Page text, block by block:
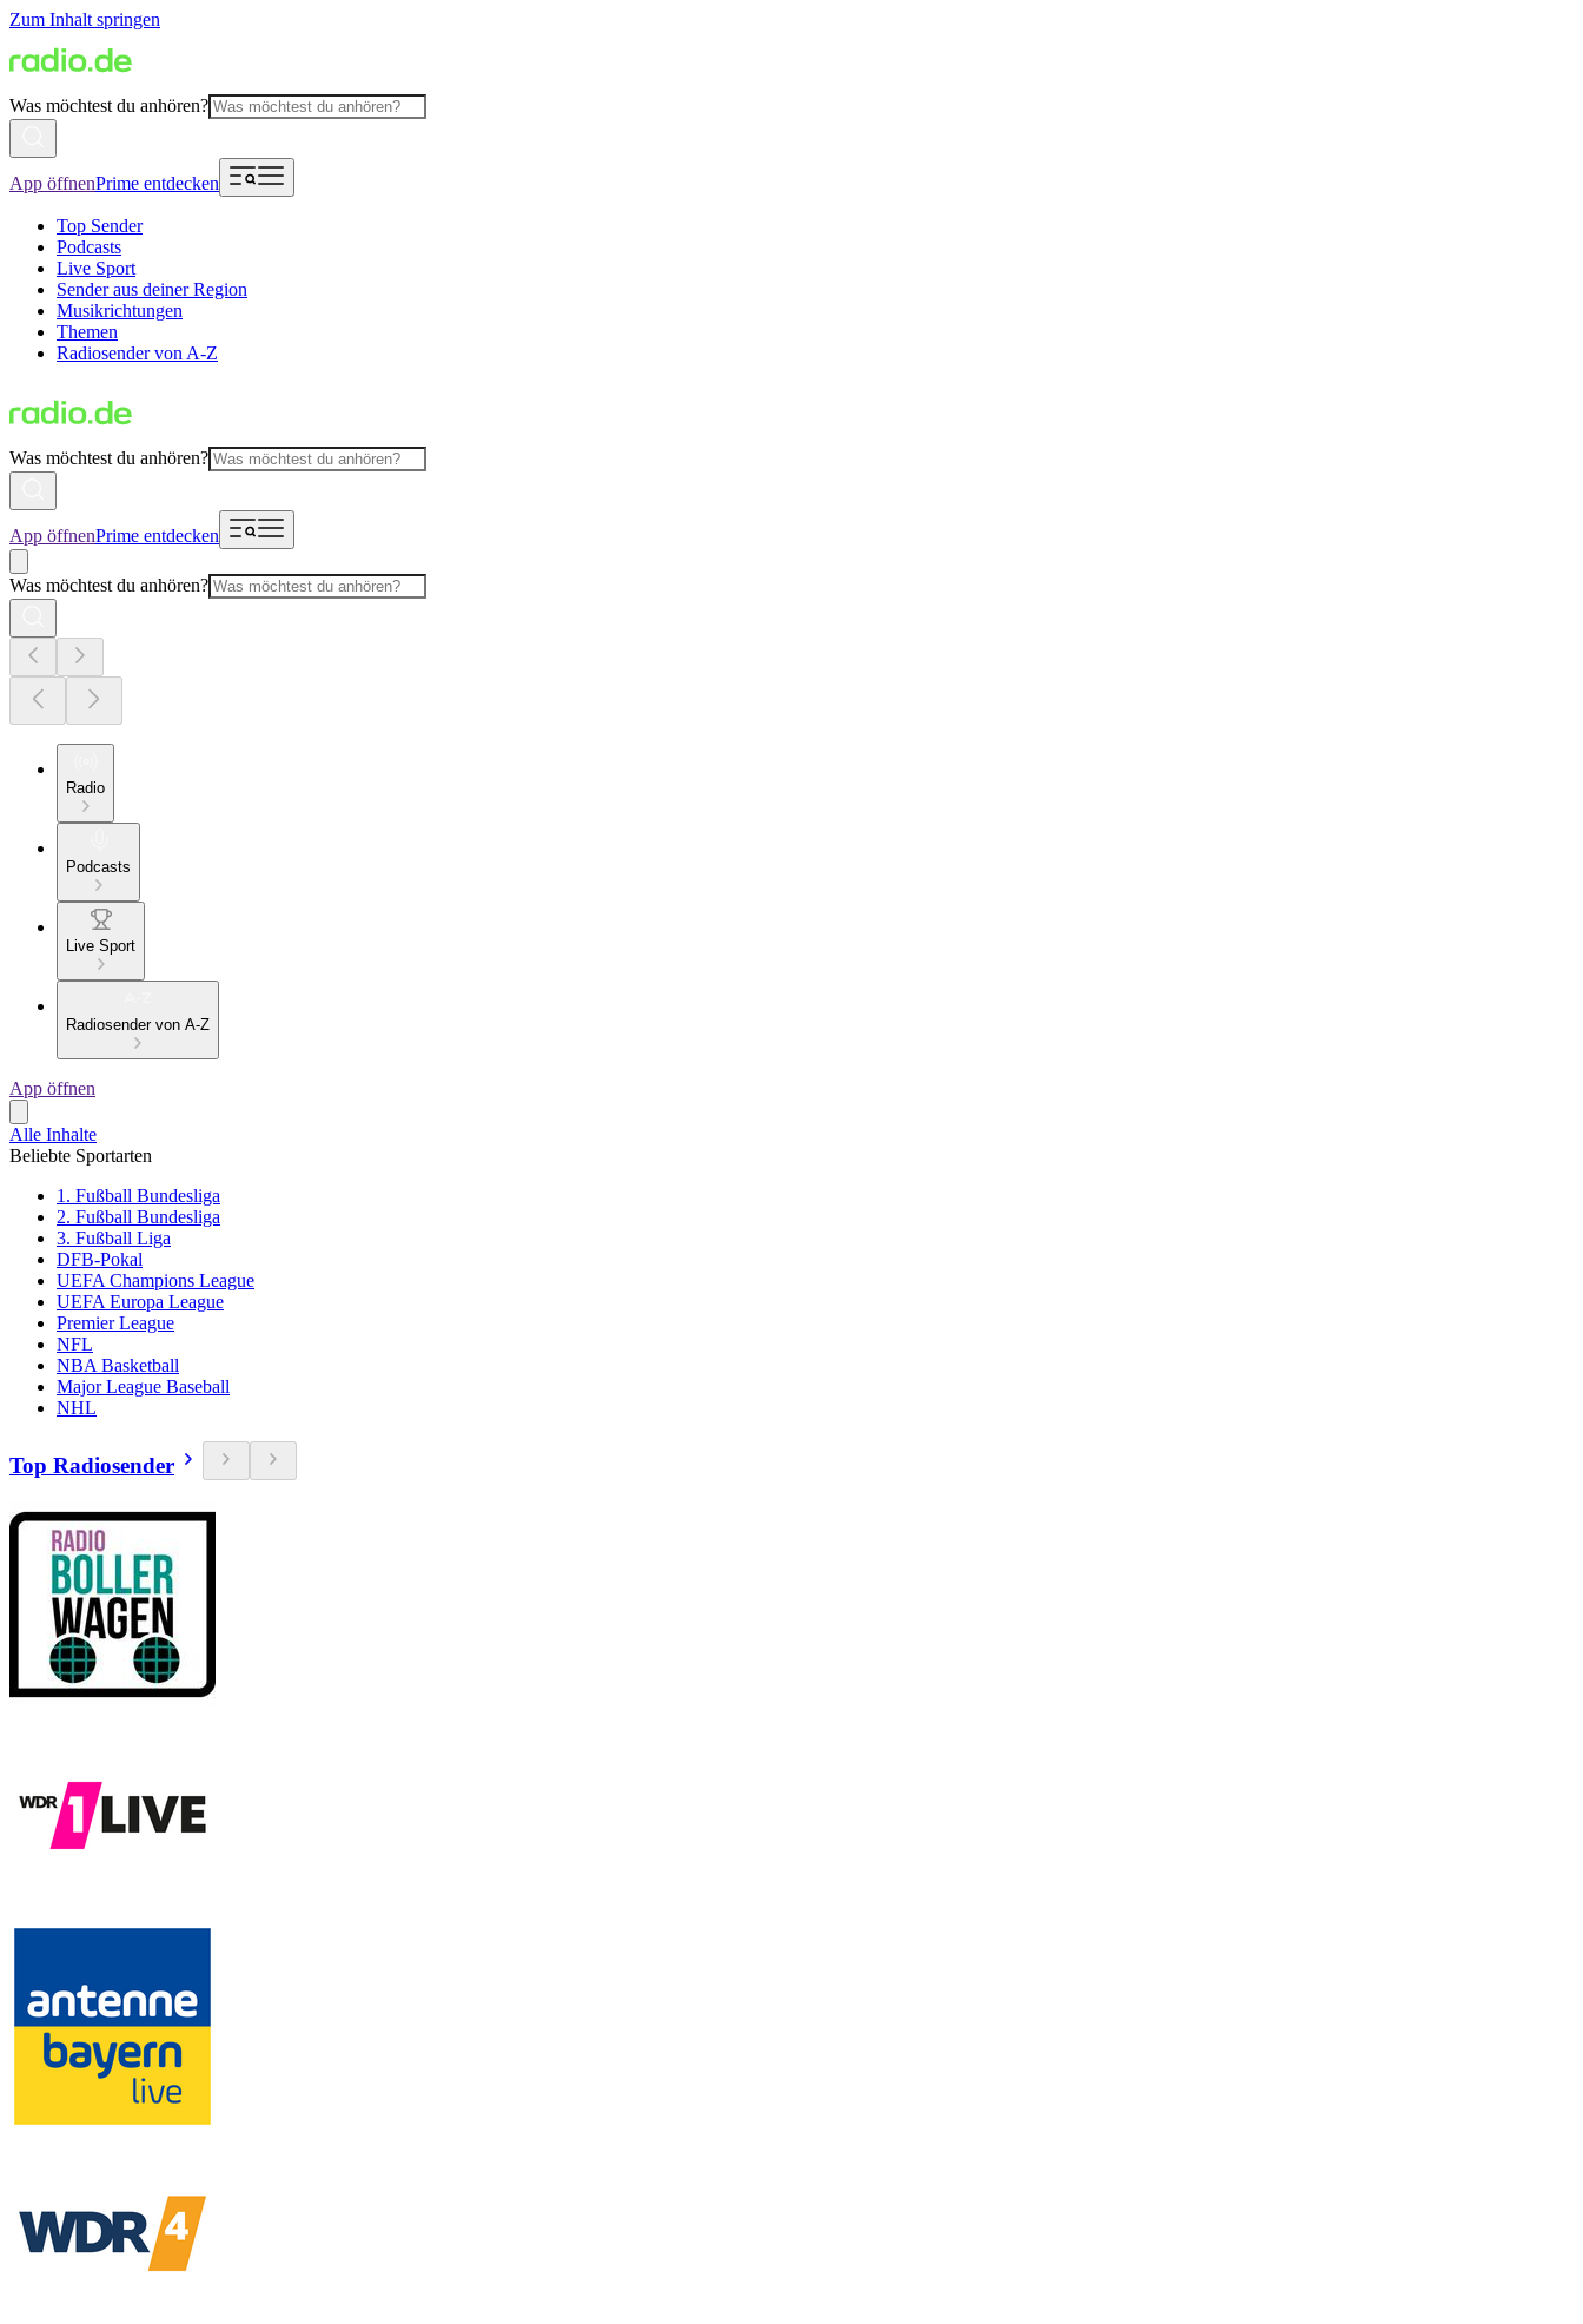
Zum Inhalt springen
Was möchtest du anhören?
App öffnenPrime entdecken
Top Sender
Podcasts
Live Sport
Sender aus deiner Region
Musikrichtungen
Themen
Radiosender von A-Z
Was möchtest du anhören?
App öffnenPrime entdecken
Was möchtest du anhören?
Radio
Podcasts
Live Sport
Radiosender von A-Z
App öffnen
Alle Inhalte
Beliebte Sportarten
1. Fußball Bundesliga
2. Fußball Bundesliga
3. Fußball Liga
DFB-Pokal
UEFA Champions League
UEFA Europa League
Premier League
NFL
NBA Basketball
Major League Baseball
NHL
Top Radiosender